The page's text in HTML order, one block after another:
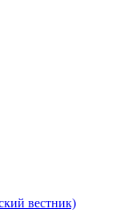
вестник)